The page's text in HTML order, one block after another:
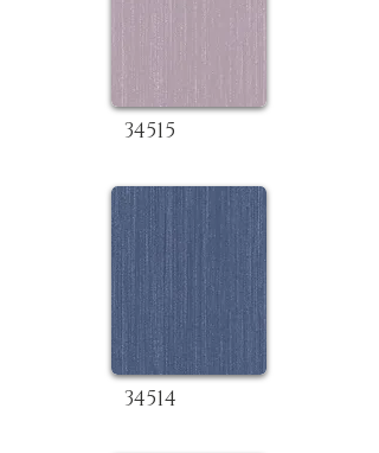
34515
34514